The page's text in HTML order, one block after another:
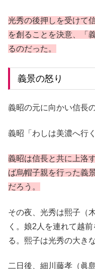
光秀の後押しを受けて
を創ることを決意、「
るのだった。
義景の怒り
義昭の元に向かい信長
義昭「わしは美濃へ行
義昭は信長と共に上洛
ば烏帽子親を行った義
だろう。
その夜、光秀は熙子（
く。娘2人を連れて越
る。熙子は光秀の大き
二日後、細川藤孝（眞